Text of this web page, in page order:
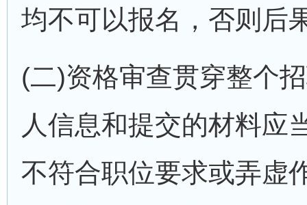
均不可以报名，否则后
(二)资格审查贯穿整个
人信息和提交的材料应
不符合职位要求或弄虚